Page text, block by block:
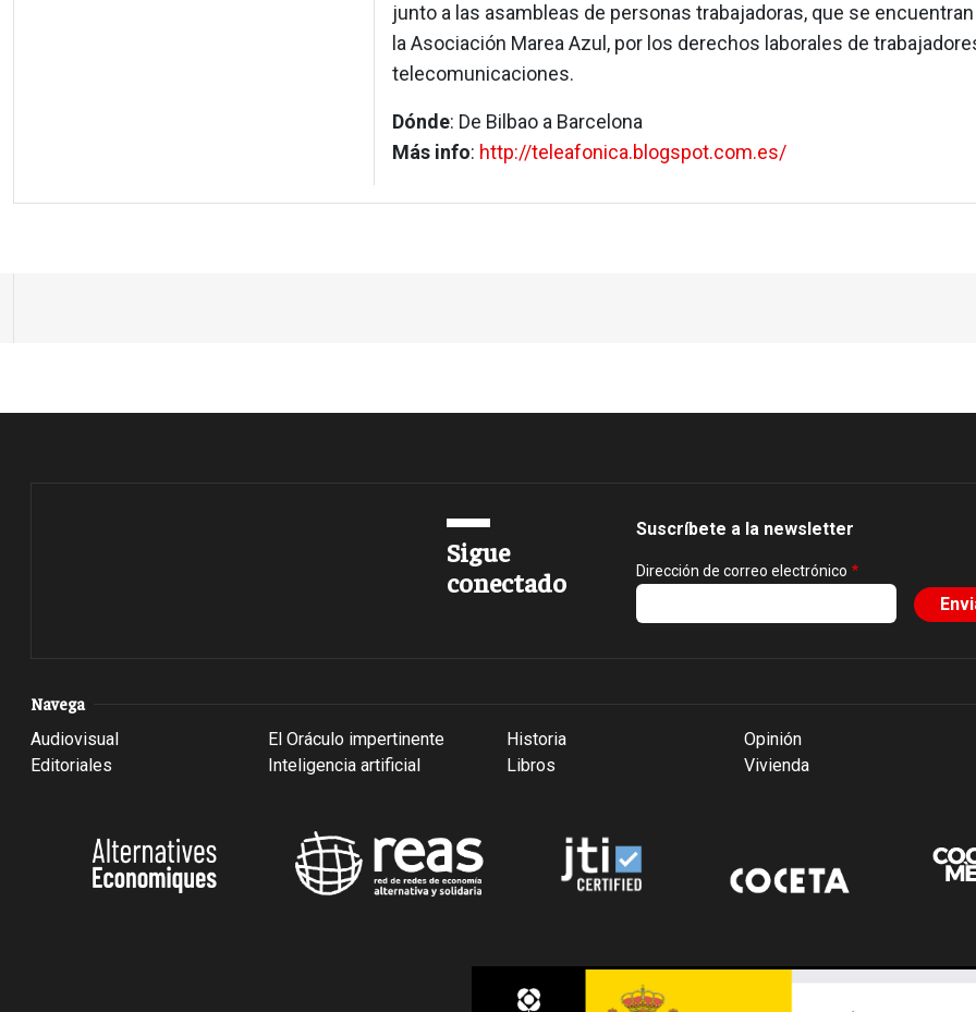
junto a las asambleas de personas trabajadoras, que se
la Asociación Marea Azul, por los derechos laborales de
telecomunicaciones.
Dónde: De Bilbao a Barcelona
Más info: http://teleafonica.blogspot.com.es/
Sigue
conectado
Suscríbete a la newsletter
Dirección de correo electrónico
Navega
Audiovisual
Editoriales
El Oráculo impertinente
Inteligencia artificial
Historia
Libros
Opinión
Vivienda